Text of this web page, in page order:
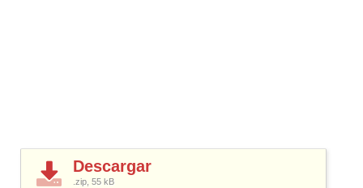
Descargar
.zip, 55 kB